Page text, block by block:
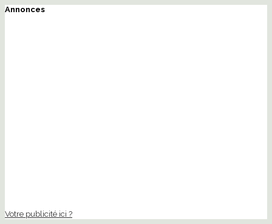
Annonces
Votre publicité ici ?